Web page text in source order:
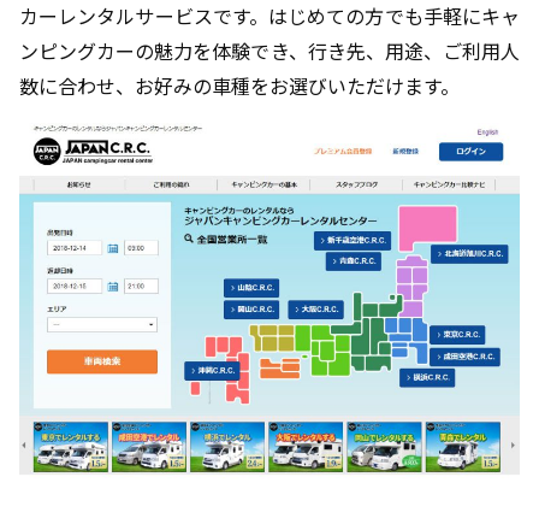
カーレンタルサービスです。はじめての方でも手軽にキャ
ンピングカーの魅力を体験でき、行き先、用途、ご利用人
数に合わせ、お好みの車種をお選びいただけます。